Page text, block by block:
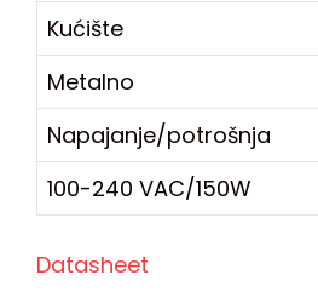
Kućište
Metalno
Napajanje/potrošnja
100-240 VAC/150W
Datasheet